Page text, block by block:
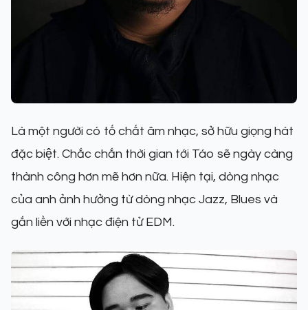
Là một người có tố chất âm nhạc, sở hữu giọng hát
đặc biệt. Chắc chắn thời gian tới Táo sẽ ngày càng
thành công hơn mẽ hơn nữa. Hiện tại, dòng nhạc
của anh ảnh hưởng từ dòng nhạc Jazz, Blues và
gắn liền với nhạc điện tử EDM.